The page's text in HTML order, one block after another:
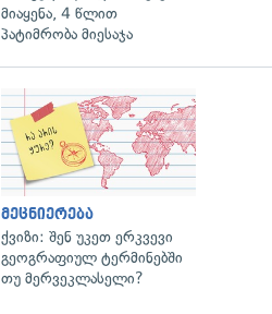
მიაყენა, 4 წლით
პატიმრობა მიესაჯა
მეცნიერება
ქვიზი: შენ უკეთ ერკვევი
გეოგრაფიულ ტერმინებში
თუ მერვეკლასელი?